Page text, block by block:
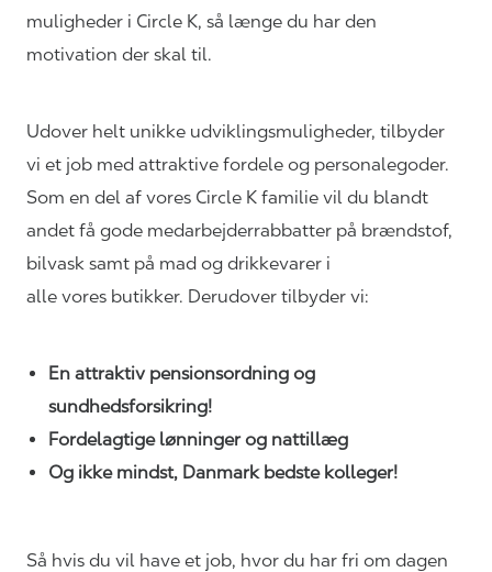
muligheder i Circle K, så længe du har den
motivation der skal til.
Udover helt unikke udviklingsmuligheder, tilbyder
vi et job med attraktive fordele og personalegoder.
Som en del af vores Circle K familie vil du blandt
andet få gode medarbejderrabbatter på brændstof,
bilvask samt på mad og drikkevarer i
alle vores butikker. Derudover tilbyder vi:
En attraktiv pensionsordning og
sundhedsforsikring!
Fordelagtige lønninger og nattillæg
Og ikke mindst, Danmark bedste kolleger!
Så hvis du vil have et job, hvor du har fri om dagen